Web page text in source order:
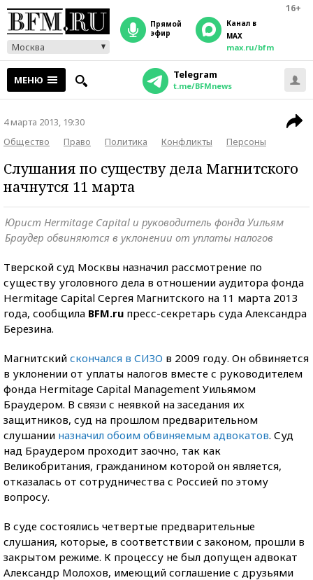
16+
Москва
прямой
эфир
Канал в
MAX
max.ru/bfm
МЕНЮ Telegram
t.me/BFMnews
4 марта 2013, 19:30
Общество
Право Политика Конфликты Персоны
Слушания по существу дела Магнитского
начнутся 11 марта
Юрист Hermitage Capital и руководитель фонда Уильям
Браудер обвиняются в уклонении от уплаты налогов
Тверской суд Москвы назначил рассмотрение по
существу уголовного дела в отношении аудитора фонда
Hermitage Capital Сергея Магнитского на 11 марта 2013
года, сообщила BFM.ru пресс-секретарь суда Александра
Березина.
Магнитский скончался в СИЗО в 2009 году. Он обвиняется
в уклонении от уплаты налогов вместе с руководителем
фонда Hermitage Capital Management Уильямом
Браудером. В связи с неявкой на заседания их
защитников, суд на прошлом предварительном
слушании назначил обоим обвиняемым адвокатов. Суд
над Браудером проходит заочно, так как
Великобритания, гражданином которой он является,
отказалась от сотрудничества с Россией по этому
вопросу.
В суде состоялись четвертые предварительные
слушания, которые, в соответствии с законом, прошли в
закрытом режиме. К процессу не был допущен адвокат
Александр Молохов, имеющий соглашение с друзьями